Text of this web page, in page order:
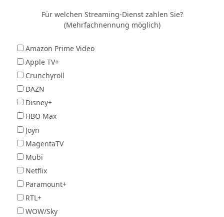
Für welchen Streaming-Dienst zahlen Sie?
(Mehrfachnennung möglich)
Amazon Prime Video
Apple TV+
Crunchyroll
DAZN
Disney+
HBO Max
Joyn
MagentaTV
Mubi
Netflix
Paramount+
RTL+
WOW/Sky